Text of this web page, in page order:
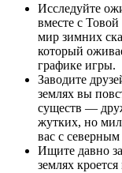
Исследуйте
вместе с
мир зимних
который
графике игры.
Заводите
землях вы
существ —
жутких, но
вас с
Ищите давно
землях